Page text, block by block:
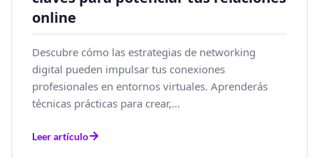
online
Descubre cómo las estrategias de networking
digital pueden impulsar tus conexiones
profesionales en entornos virtuales. Aprenderás
técnicas prácticas para crear,...
Leer artículo